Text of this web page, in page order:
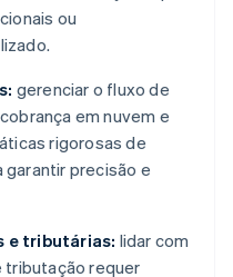
ou
gerenciar o fluxo de
em nuvem e
rigorosas de
garantir precisão e
e tributárias: lidar com
tributação requer